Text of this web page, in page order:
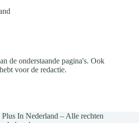
de onderstaande pagina's. Ook
voor de redactie.
In Nederland – Alle rechten